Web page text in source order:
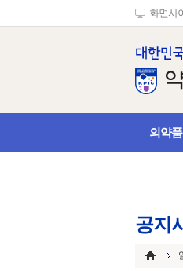
화면사
의약
공지